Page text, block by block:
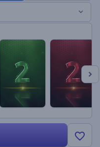
Experimente agora